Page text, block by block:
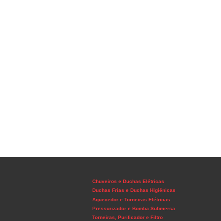
Chuveiros e Duchas Elétricas
Duchas Frias e Duchas Higiênicas
Aquecedor e Torneiras Elétricas
Pressurizador e Bomba Submersa
Torneiras, Purificador e Filtro